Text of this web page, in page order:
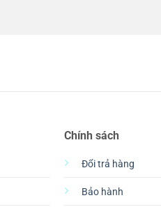
Chính sách
Đổi trả hàng
Bảo hành